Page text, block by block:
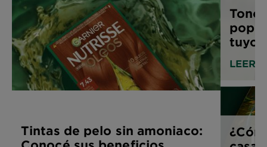
Tintas de pelo sin amoniaco:
tuyo
LEER